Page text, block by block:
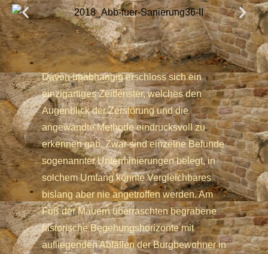
Davon unabhängig erschloss sich ein
einzigartiges Zeitfenster, welches den
Augenblick der Zerstörung und die
angewandte Methode eindrucksvoll zu
erkennen gab. Zwar sind einzelne Befunde
sogenannter Unterminierungen belegt, in
solchem Umfang konnte Vergleichbares
bislang aber nie angetroffen werden. Am
Fuß der Mauern überraschten begrabene
historische Begehungshorizonte mit
aufliegenden Abfällen der Burgbewohner in